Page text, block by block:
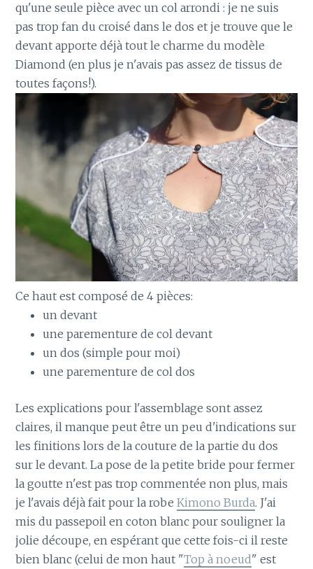
qu'une seule pièce avec un col arrondi : je ne suis
pas trop fan du croisé dans le dos et je trouve que le
devant apporte déjà tout le charme du modèle
Diamond (en plus je n'avais pas assez de tissus de
toutes façons!).
Ce haut est composé de 4 pièces:
un devant
une parementure de col devant
un dos (simple pour moi)
une parementure de col dos
Les explications pour l'assemblage sont assez
claires, il manque peut être un peu d'indications sur
les finitions lors de la couture de la partie du dos
sur le devant. La pose de la petite bride pour fermer
la goutte n'est pas trop commentée non plus, mais
je l'avais déjà fait pour la robeKimono Burda. J'ai
mis du passepoil en coton blanc pour souligner la
jolie découpe, en espérant que cette fois-ci il reste
bien blanc (celui de mon haut "Top à noeud" est